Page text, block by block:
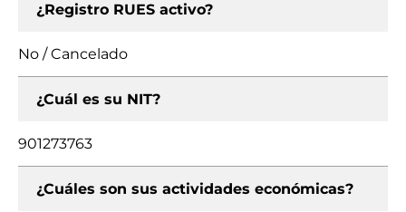
¿Registro RUES activo?
No / Cancelado
¿Cuál es su NIT?
901273763
¿Cuáles son sus actividades económicas?